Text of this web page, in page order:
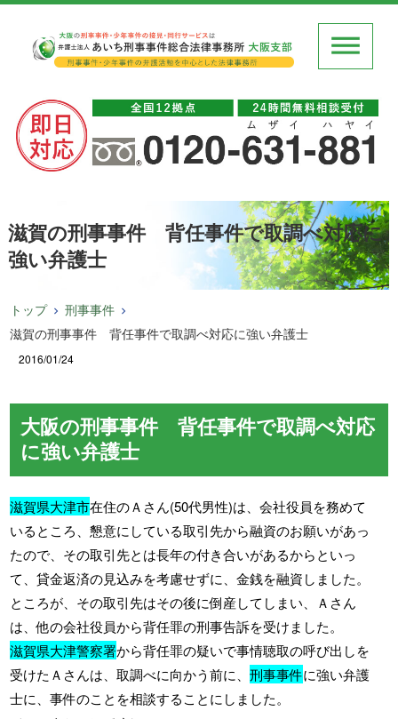
滋賀の刑事事件 背任事件で取調べ対応に
強い弁護士
トップ
刑事事件
滋賀の刑事事件 背任事件で取調べ対応に強い弁護士
2016/01/24
大阪の刑事事件 背任事件で取調べ対応
に強い弁護士
滋賀県大津市在住のＡさん(50代男性)は、会社役員を務めて
いるところ、懇意にしている取引先から融資のお願いがあっ
たので、その取引先とは長年の付き合いがあるからといっ
て、貸金返済の見込みを考慮せずに、金銭を融資しました。
ところが、その取引先はその後に倒産してしまい、Ａさん
は、他の会社役員から背任罪の刑事告訴を受けました。
滋賀県大津警察署から背任罪の疑いで事情聴取の呼び出しを
受けたＡさんは、取調べに向かう前に、刑事事件に強い弁護
士に、事件のことを相談することにしました。